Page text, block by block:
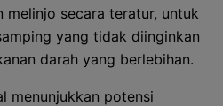
melinjo secara teratur, untuk
yang tidak diinginkan
darah yang berlebihan.
menunjukkan potensi